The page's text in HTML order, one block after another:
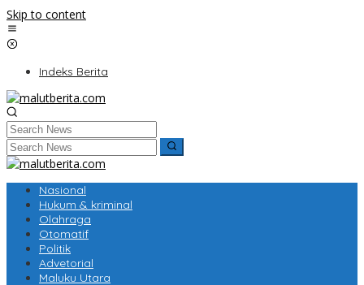
Skip to content
Indeks Berita
Nasional
Hukum & kriminal
Olahraga
Otomatif
Politik
Advetorial
Maluku Utara